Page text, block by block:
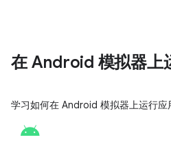
在 Android 模拟器上
学习如何在 Android 模拟器上运行应